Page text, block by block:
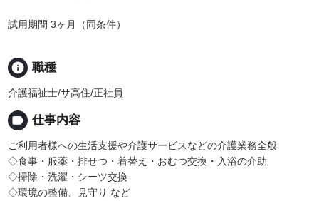
試用期間 3ヶ月（同条件）
info 職種
介護福祉士/サ高住/正社員
label 仕事内容
ご利用者様への生活支援や介護サービスなどの介護業務全般
◇食事・服薬・排せつ・着替え・おむつ交換・入浴の介助
◇掃除・洗濯・シーツ交換
◇環境の整備、見守り など